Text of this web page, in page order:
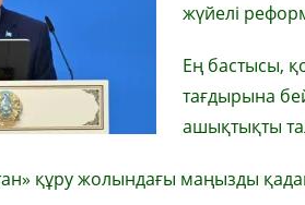
жүйелі
Ең бастысы,
тағдырына
ашықтықты
құру жолындағы маңызды